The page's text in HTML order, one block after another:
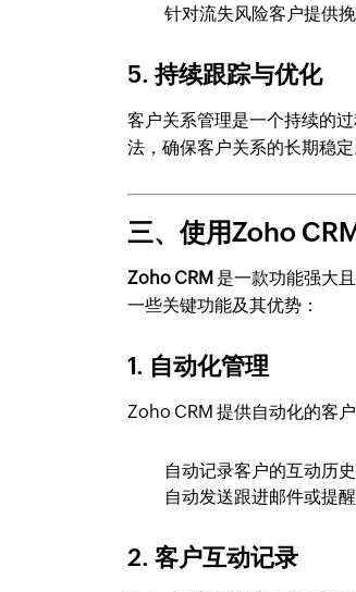
针对流失风险客户提供挽
5. 持续跟踪与优化
客户关系管理是一个持续的
法，确保客户关系的长期稳定
三、使用Zoho
Zoho CRM 是一款功能强大
一些关键功能及其优势：
1. 自动化管理
Zoho CRM 提供自动化的客
自动记录客户的互动历史
自动发送跟进邮件或提
2. 客户互动记录